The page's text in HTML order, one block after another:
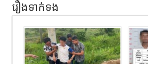
រឿងទាក់ទង